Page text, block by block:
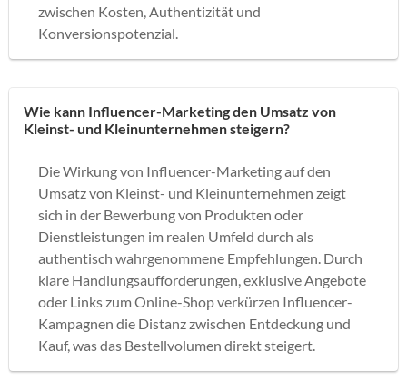
zwischen Kosten, Authentizität und
Konversionspotenzial.
Wie kann Influencer-Marketing den Umsatz von
Kleinst- und Kleinunternehmen steigern?
Die Wirkung von Influencer-Marketing auf den
Umsatz von Kleinst- und Kleinunternehmen zeigt
sich in der Bewerbung von Produkten oder
Dienstleistungen im realen Umfeld durch als
authentisch wahrgenommene Empfehlungen. Durch
klare Handlungsaufforderungen, exklusive Angebote
oder Links zum Online-Shop verkürzen Influencer-
Kampagnen die Distanz zwischen Entdeckung und
Kauf, was das Bestellvolumen direkt steigert.